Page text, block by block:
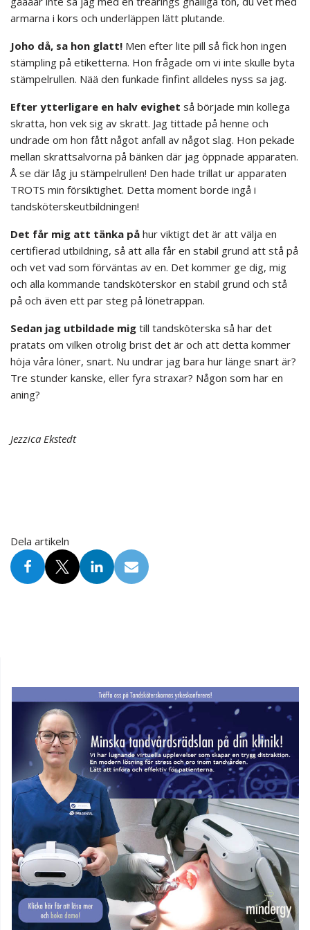
armarna i kors och underläppen lätt plutande.
Joho då, sa hon glatt! Men efter lite pill så fick hon ingen
stämpling på etiketterna. Hon frågade om vi inte skulle byta
stämpelrullen. Nää den funkade finfint alldeles nyss sa jag.
Efter ytterligare en halv evighet så började min kollega
skratta, hon vek sig av skratt. Jag tittade på henne och
undrade om hon fått något anfall av något slag. Hon pekade
mellan skrattsalvorna på bänken där jag öppnade apparaten.
Å se där låg ju stämpelrullen! Den hade trillat ur apparaten
TROTS min försiktighet. Detta moment borde ingå i
tandsköterskeutbildningen!
Det får mig att tänka på hur viktigt det är att välja en
certifierad utbildning, så att alla får en stabil grund att stå på
och vet vad som förväntas av en. Det kommer ge dig, mig
och alla kommande tandsköterskor en stabil grund och stå
på och även ett par steg på lönetrappan.
Sedan jag utbildade mig till tandsköterska så har det
pratats om vilken otrolig brist det är och att detta kommer
höja våra löner, snart. Nu undrar jag bara hur länge snart är?
Tre stunder kanske, eller fyra straxar? Någon som har en
aning?
Jezzica Ekstedt
Dela artikeln